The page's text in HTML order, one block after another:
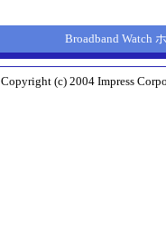
Broadband Watch
Copyright (c) 2004 Impress